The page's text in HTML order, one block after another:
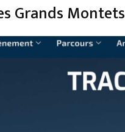
Grands Montets